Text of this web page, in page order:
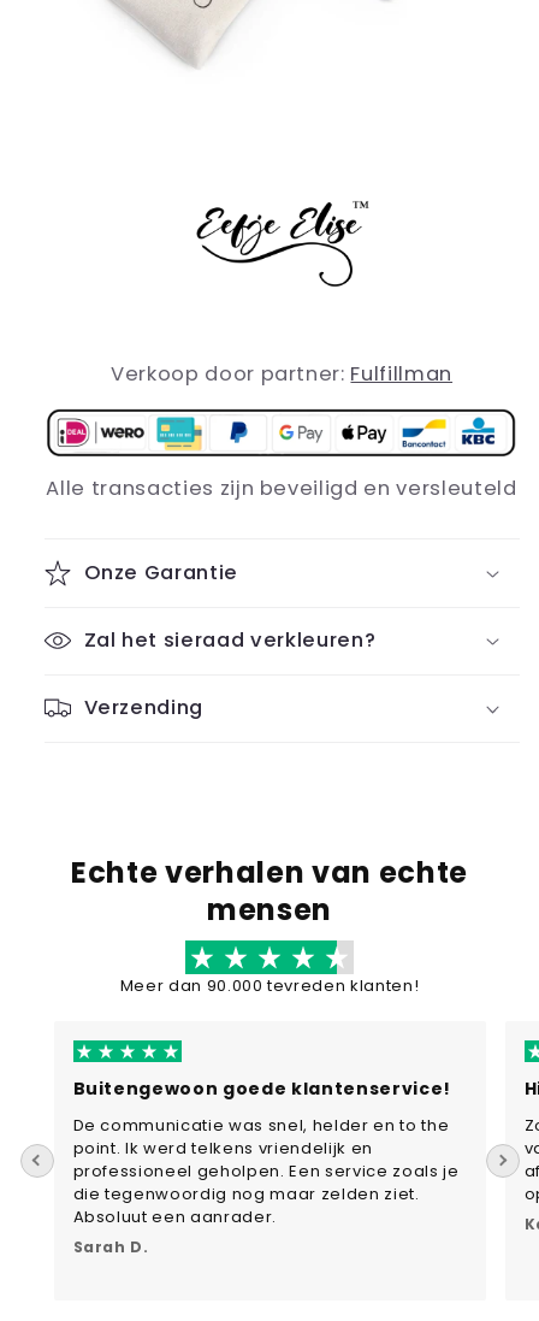
Verkoop door partner: Fulfillman
Alle transacties zijn beveiligd en versleuteld
Onze Garantie
Zal het sieraad verkleuren?
Verzending
Echte verhalen van echte
mensen
Meer dan 90.000 tevreden klanten!
Buitengewoon goede klantenservice!
De communicatie was snel, helder en to the
point. Ik werd telkens vriendelijk en
professioneel geholpen. Een service zoals je
die tegenwoordig nog maar zelden ziet.
Absoluut een aanrader.
Sarah D.